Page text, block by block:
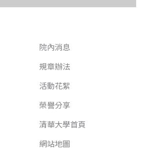
院內消息
規章辦法
活動花絮
榮譽分享
清華大學首頁
網站地圖